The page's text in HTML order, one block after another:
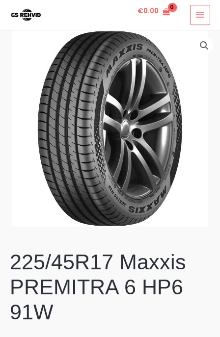
€0.00
225/45R17 Maxxis
PREMITRA 6 HP6
91W